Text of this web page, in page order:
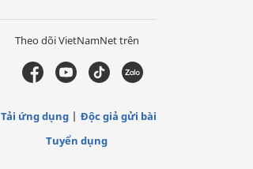
Theo dõi VietNamNet trên
Tải ứng dụng
Độc giả gửi bài
Tuyển dụng